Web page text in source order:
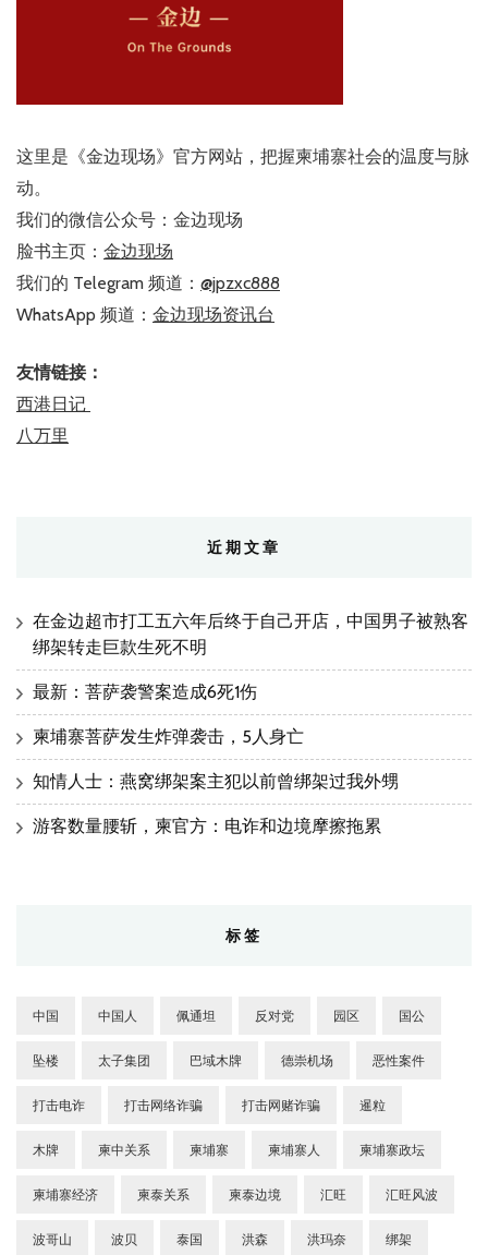
这里是《金边现场》官方网站，把握柬埔寨社会的温度与脉
动。
我们的微信公众号：金边现场
脸书主页： 金边现场
我们的 Telegram 频道： @jpzxc888
WhatsApp 频道： 金边现场资讯台
友情链接：
西港日记
八万里
近期文章
在金边超市打工五六年后终于自己开店，中国男子被熟客
绑架转走巨款生死不明
最新：菩萨袭警案造成6死1伤
柬埔寨菩萨发生炸弹袭击，5人身亡
知情人士：燕窝绑架案主犯以前曾绑架过我外甥
游客数量腰斩，柬官方：电诈和边境摩擦拖累
标签
中国 中国人 佩通坦 反对党 园区 国公
坠楼 太子集团 巴域木牌 德崇机场 恶性案件
打击电诈 打击网络诈骗 打击网赌诈骗 暹粒
木牌 柬中关系 柬埔寨 柬埔寨人 柬埔寨政坛
柬埔寨经济 柬泰关系 柬泰边境 汇旺 汇旺风波
波哥山 波贝 泰国 洪森 洪玛奈 绑架